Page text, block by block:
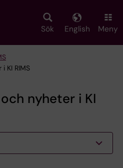
Sök English Meny
KI RIMS
nyheter i KI